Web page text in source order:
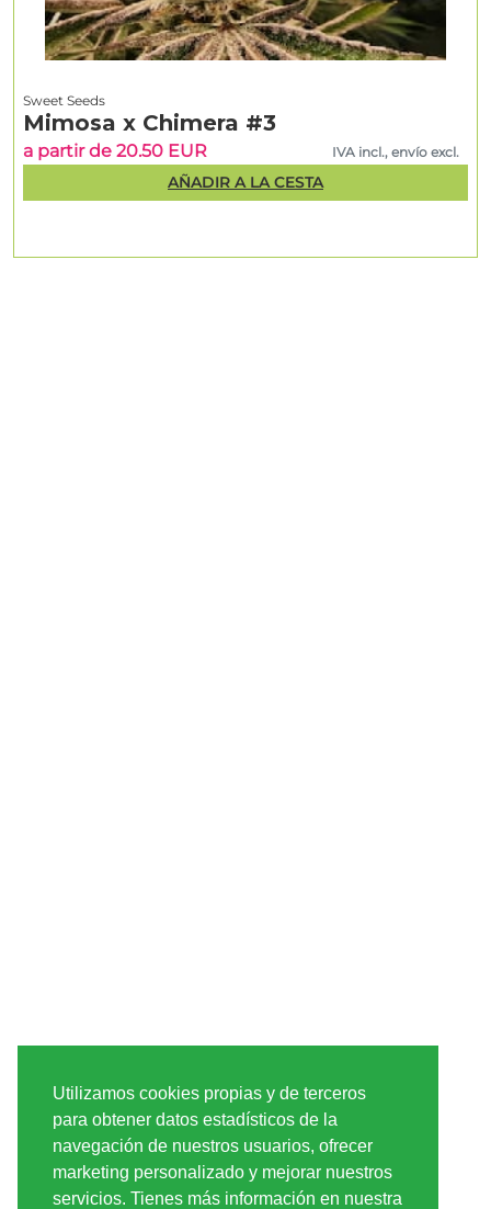
Utilizamos cookies propias y de terceros
para obtener datos estadísticos de la
navegación de nuestros usuarios, ofrecer
marketing personalizado y mejorar nuestros
servicios. Tienes más información en nuestra
Sweet Seeds
Mimosa x Chimera #3
a partir de 20.50 EUR IVA incl., envío excl.
AÑADIR A LA CESTA